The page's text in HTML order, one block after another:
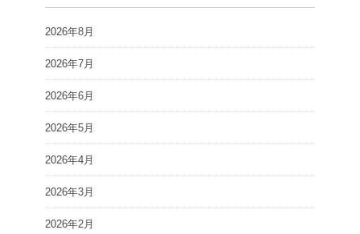
2026年8月
2026年7月
2026年6月
2026年5月
2026年4月
2026年3月
2026年2月